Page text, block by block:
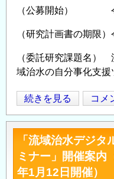
公
型
委
託
究
る
手
続
（公募開始） 令
（研究計画書の期限
（委託研究課題名）
域治水の自分事化支
国
土
交
通
省
国
続きを見る コメ
「流域治水デジ
ミナー」開催案内
年1月12日開催）